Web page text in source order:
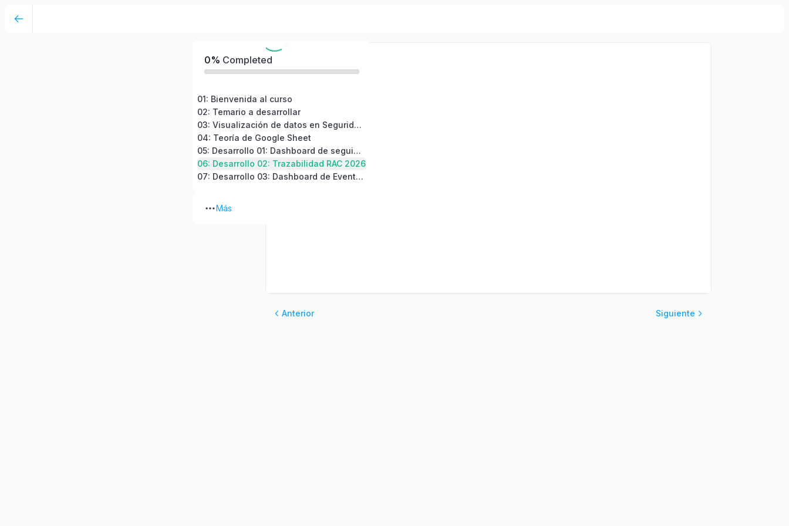
0% Completed
01: Bienvenida al curso
02: Temario a desarrollar
03: Visualización de datos en Seguridad y Salud en el Trabajo
04: Teoría de Google Sheet
05: Desarrollo 01: Dashboard de seguimiento SST 2026
06: Desarrollo 02: Trazabilidad RAC 2026
07: Desarrollo 03: Dashboard de Eventos No Deseados
Más
Anterior Siguiente